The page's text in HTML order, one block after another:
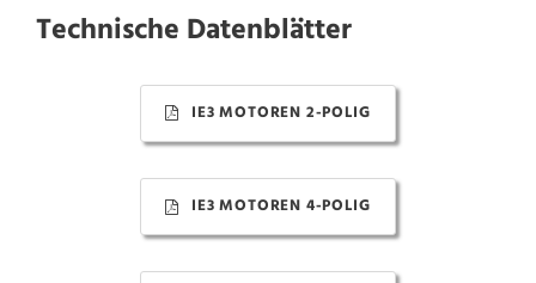
Technische Datenblätter
IE3 MOTOREN 2-POLIG
IE3 MOTOREN 4-POLIG